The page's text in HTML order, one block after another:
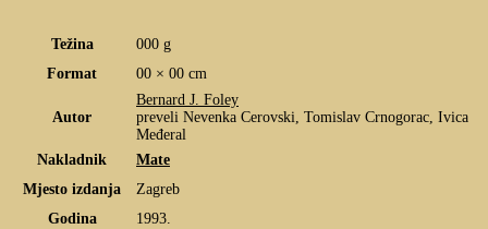
Težina
000 g
Format
00 × 00 cm
Autor
Bernard J. Foley
preveli Nevenka Cerovski, Tomislav Crnogorac, Ivica
Međeral
Nakladnik
Mate
Mjesto izdanja
Zagreb
Godina
1993.